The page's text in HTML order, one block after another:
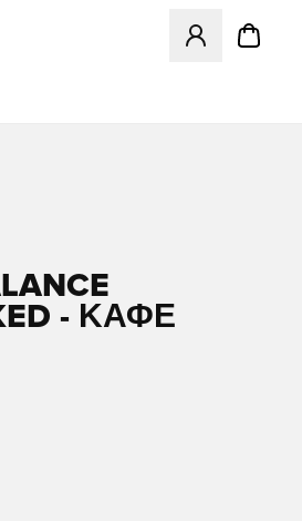
Ανοίγει ένα
- ΚΑΦΈ